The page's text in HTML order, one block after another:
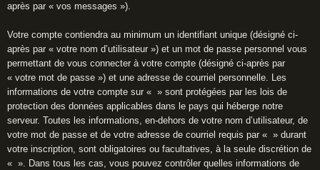
après par « vos messages »).
Votre compte contiendra au minimum un identifiant unique (désigné ci-
après par « votre nom d’utilisateur ») et un mot de passe personnel vous
permettant de vous connecter à votre compte (désigné ci-après par
« votre mot de passe ») et une adresse de courriel personnelle. Les
informations de votre compte sur « » sont protégées par les lois de
protection des données applicables dans le pays qui héberge notre
serveur. Toutes les informations, en-dehors de votre nom d’utilisateur, de
votre mot de passe et de votre adresse de courriel requis par « » durant
votre inscription, sont obligatoires ou facultatives, à la seule discrétion de
« ». Dans tous les cas, vous pouvez contrôler quelles informations de